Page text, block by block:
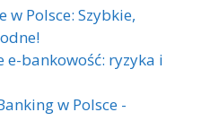
w Polsce: Szybkie,
e-bankowość: ryzyka i
w Polsce -